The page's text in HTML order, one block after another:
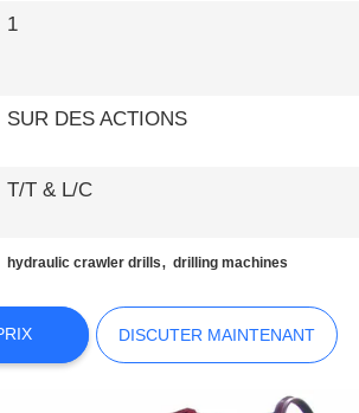
1
SUR DES ACTIONS
T/T & L/C
hydraulic crawler drills,drilling machines
DISCUTER MAINTENANT